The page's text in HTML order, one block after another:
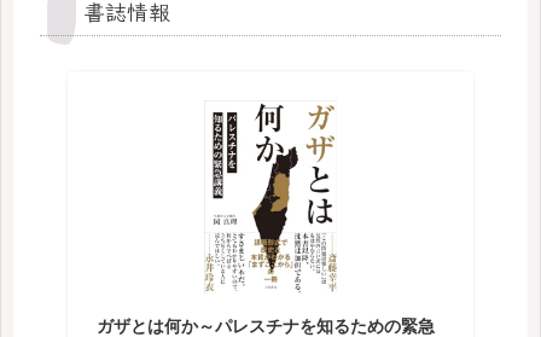
書誌情報
ガザとは何か～パレスチナを知るための緊急